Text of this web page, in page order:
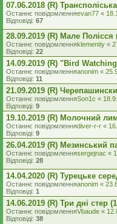
07.06.2018 (R)
Останнє повідомленняevan77 «
Відповіді: 67
28.09.2019 (R) Мале Полісся
Останнє повідомленняklementiy «
Відповіді: 22
14.09.2019 (R) "Bird
Останнє повідомленняanonim «
Відповіді: 11
21.09.2019 (R)
Останнє повідомленняSon1c «
Відповіді: 9
19.10.2019 (R) Молочний
Останнє повідомленняdiver-r-r «
Відповіді: 9
26.04.2019 (R) Мезинський
Останнє повідомленняsergejnac «
Відповіді: 28
14.04.2020 (R) Турецьке
Останнє повідомленняanonim «
Відповіді: 1
14.06.2019 (R) Три дні стер
Останнє повідомленняVbaude «
Відповіді: 38